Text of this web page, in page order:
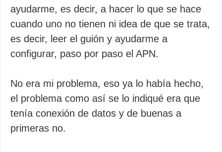
ayudarme, es decir, a hacer lo que se hace
cuando uno no tienen ni idea de que se trata,
es decir, leer el guión y ayudarme a
configurar, paso por paso el APN.
No era mi problema, eso ya lo había hecho,
el problema como así se lo indiqué era que
tenía conexión de datos y de buenas a
primeras no.